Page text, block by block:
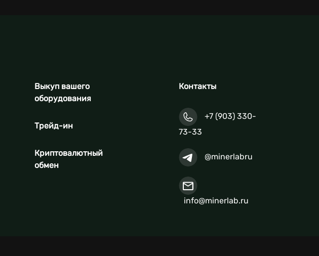
Выкуп вашего
оборудования
Трейд-ин
Криптовалютный
обмен
Контакты
+7 (903) 330-
73-33
@minerlabru
info@minerlab.ru